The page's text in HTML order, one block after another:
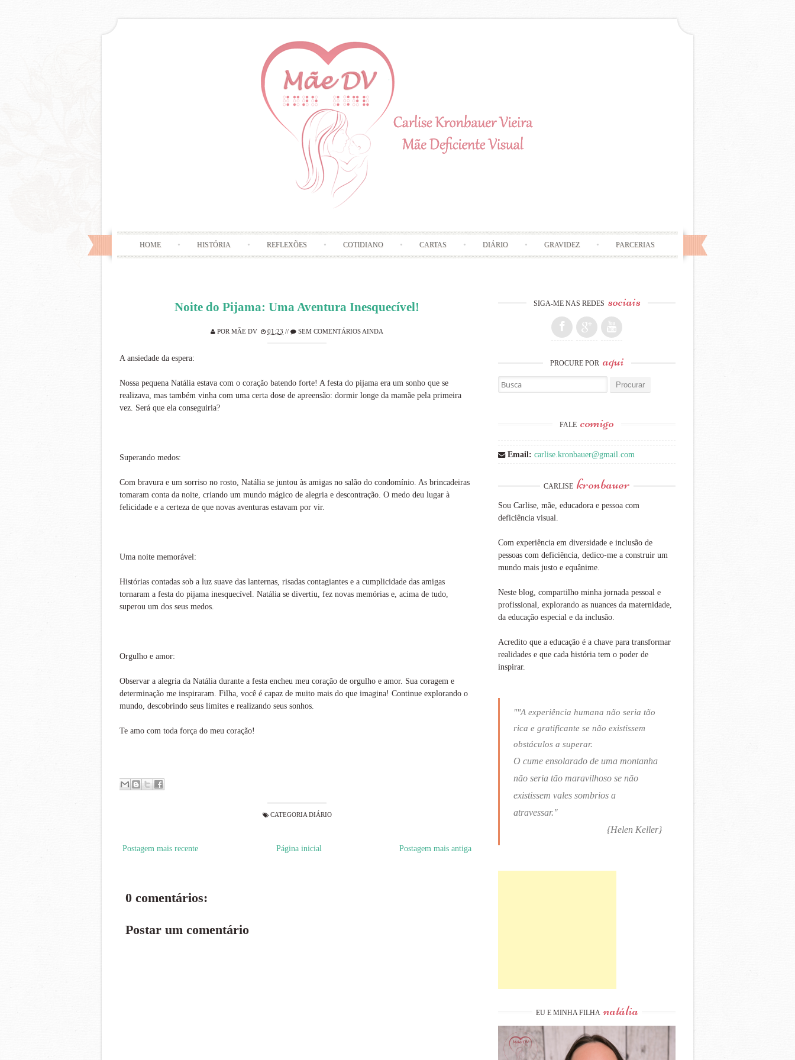
HOME HISTÓRIA REFLEXÕES COTIDIANO CARTAS DIÁRIO GRAVIDEZ PARCERIAS
Noite do Pijama: Uma Aventura Inesquecível!
POR MÃE DV 01:23 // SEM COMENTÁRIOS AINDA
A ansiedade da espera:
Nossa pequena Natália estava com o coração batendo forte! A festa do pijama era um sonho que se
realizava, mas também vinha com uma certa dose de apreensão: dormir longe da mamãe pela primeira
vez. Será que ela conseguiria?
Superando medos:
Com bravura e um sorriso no rosto, Natália se juntou às amigas no salão do condomínio. As brincadeiras
tomaram conta da noite, criando um mundo mágico de alegria e descontração. O medo deu lugar à
felicidade e a certeza de que novas aventuras estavam por vir.
Uma noite memorável:
Histórias contadas sob a luz suave das lanternas, risadas contagiantes e a cumplicidade das amigas
tornaram a festa do pijama inesquecível. Natália se divertiu, fez novas memórias e, acima de tudo,
superou um dos seus medos.
Orgulho e amor:
Observar a alegria da Natália durante a festa encheu meu coração de orgulho e amor. Sua coragem e
determinação me inspiraram. Filha, você é capaz de muito mais do que imagina! Continue explorando o
mundo, descobrindo seus limites e realizando seus sonhos.
Te amo com toda força do meu coração!
CATEGORIA DIÁRIO
Postagem mais recente Postagem mais antiga
Página inicial
0 comentários:
Postar um comentário
SIGA-ME NAS REDES sociais
PROCURE POR aqui
Busca por:
FALE comigo
Email: carlise.kronbauer@gmail.com
CARLISE kronbauer
Sou Carlise, mãe, educadora e pessoa com
deficiência visual.
Com experiência em diversidade e inclusão de
pessoas com deficiência, dedico-me a construir um
mundo mais justo e equânime.
Neste blog, compartilho minha jornada pessoal e
profissional, explorando as nuances da maternidade,
da educação especial e da inclusão.
Acredito que a educação é a chave para transformar
realidades e que cada história tem o poder de
inspirar.
""A experiência humana não seria tão
rica e gratificante se não existissem
obstáculos a superar.
O cume ensolarado de uma montanha
não seria tão maravilhoso se não
existissem vales sombrios a
atravessar."
{Helen Keller}
EU E MINHA FILHA natália